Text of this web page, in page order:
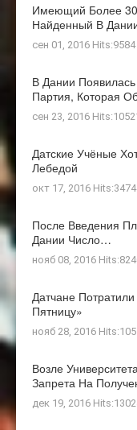
Имеющий Более
Найденный В
сен 01, 2016 Hits:9584
В Дании
Партия, Которая
сен 23, 2016
Датские Учёные
Лебедой
окт 17, 2016
После Введения
Дании Число…
нояб 08, 2016
Датчане
Пятницу»
нояб 28, 2016
Возле
Запрета На
дек 19, 2016